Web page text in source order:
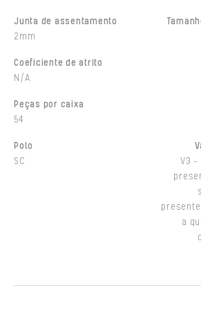
Junta de assentamento
2mm
Coeficiente de atrito
N/A
Peças por caixa
54
Polo
SC
V3 -
a